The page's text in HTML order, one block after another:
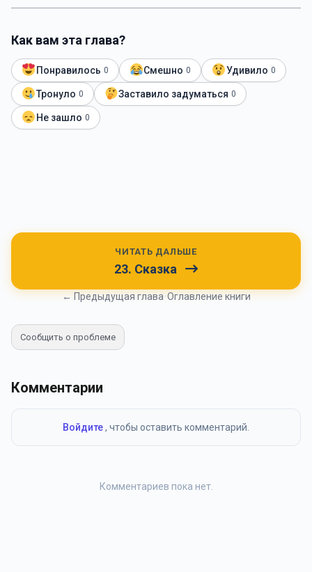
Как вам эта глава?
Понравилось 0 Смешно 0 Удивило 0
Тронуло 0 Заставило задуматься 0
Не зашло 0
ЧИТАТЬ ДАЛЬШЕ
23. Сказка
← Предыдущая глава Оглавление книги
Сообщить о проблеме
Комментарии
Войдите, чтобы оставить комментарий.
Комментариев пока нет.